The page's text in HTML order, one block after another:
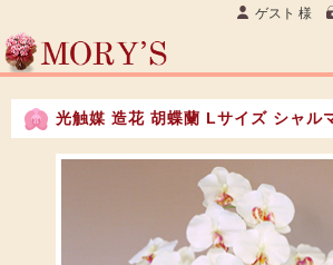
ゲスト 様
光触媒 造花 胡蝶蘭 Lサイズ シャル